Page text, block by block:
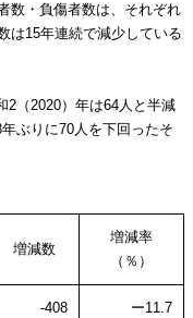
数・負傷者数は、それぞれ
は15年連続で減少している
2（2020）年は64人と半減
ぶりに70人を下回ったそ
増減数
増減率
（％）
-408 ー11.7